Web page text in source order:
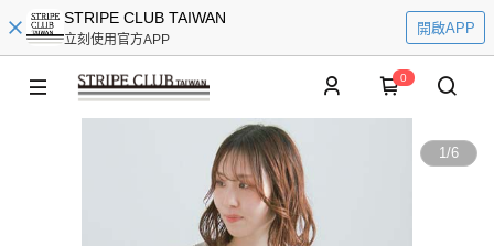
STRIPE CLUB TAIWAN
立刻使用官方APP
開啟APP
0
1/6